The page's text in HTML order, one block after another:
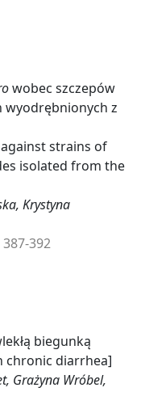
wobec szczepów
wyodrębnionych z
against strains of
isolated from the
Krystyna
392
biegunką
chronic diarrhea]
Grażyna Wróbel,